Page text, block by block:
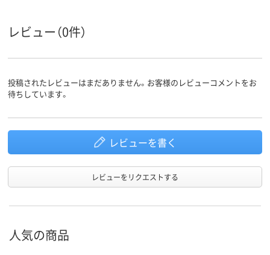
レビュー（0件）
投稿されたレビューはまだありません。お客様のレビューコメントをお
待ちしています。
レビューを書く
レビューをリクエストする
人気の商品